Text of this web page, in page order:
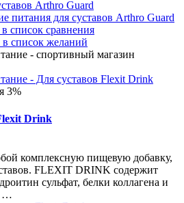
список сравнения
список желаний
3%
Drink
комплексную пищевую добавку,
FLEXIT DRINK содержит
сульфат, белки коллагена и
…